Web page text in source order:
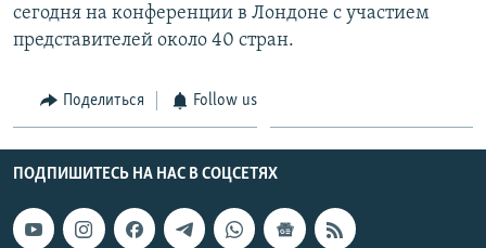
сегодня на конференции в Лондоне с участием
представителей около 40 стран.
Поделиться Follow us
ПОДПИШИТЕСЬ НА НАС В СОЦСЕТЯХ